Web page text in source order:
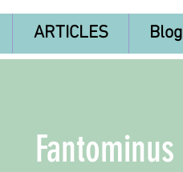
ARTICLES Blog
Fantominus